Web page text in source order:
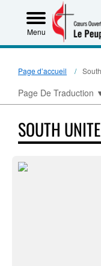
Menu
Page d’accueil
Page De Traduction
SOUTH